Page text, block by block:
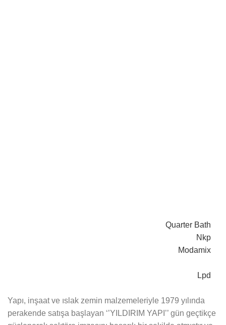
Quarter Bath
Nkp
Modamix
Lpd
Yapı, inşaat ve ıslak zemin malzemeleriyle 1979 yılında
perakende satışa başlayan ‘’YILDIRIM YAPI’’ gün geçtikçe